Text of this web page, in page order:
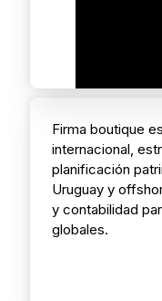
Firma boutique
internacional,
planificación
Uruguay y
y contabilidad
globales.